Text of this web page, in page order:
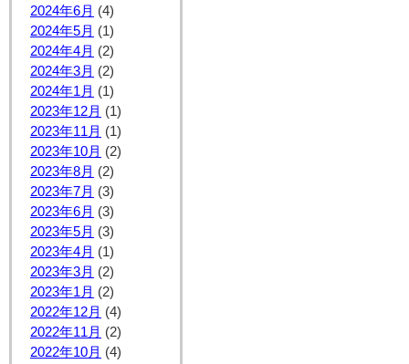
2024年6月 (4)
2024年5月 (1)
2024年4月 (2)
2024年3月 (2)
2024年1月 (1)
2023年12月 (1)
2023年11月 (1)
2023年10月 (2)
2023年8月 (2)
2023年7月 (3)
2023年6月 (3)
2023年5月 (3)
2023年4月 (1)
2023年3月 (2)
2023年1月 (2)
2022年12月 (4)
2022年11月 (2)
2022年10月 (4)